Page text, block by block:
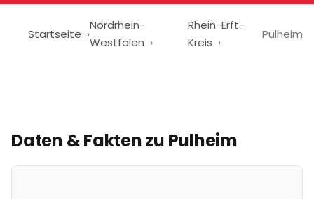
Startseite
Nordrhein-
Westfalen
Rhein-Erft-
Kreis
Pulheim
Daten & Fakten zu Pulheim